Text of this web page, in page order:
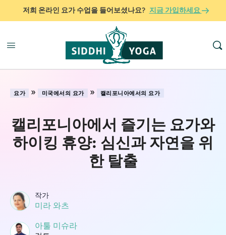
저희 온라인 요가 수업을 들어보셨나요? 지금 가입하세요
요가 » 미국에서의 요가 » 캘리포니아에서의 요가
캘리포니아에서 즐기는 요가와
하이킹 휴양: 심신과 자연을 위
한 탈출
작가
미라 와츠
아툴 미슈라